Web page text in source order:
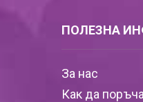
ПОЛЕЗНА
За нас
Как да